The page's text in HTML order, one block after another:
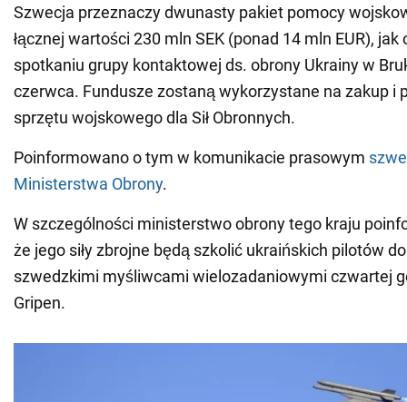
Szwecja przeznaczy dwunasty pakiet pomocy
łącznej wartości 230 mln SEK (ponad 14 mln EUR), jak
spotkaniu grupy kontaktowej ds. obrony Ukrainy w
czerwca. Fundusze zostaną wykorzystane na zakup i
sprzętu wojskowego dla Sił Obronnych.
Poinformowano o tym w komunikacie prasowym
Ministerstwa Obrony.
W szczególności ministerstwo obrony tego kraju
że jego siły zbrojne będą szkolić ukraińskich pilotów
szwedzkimi myśliwcami wielozadaniowymi czwartej
Gripen.